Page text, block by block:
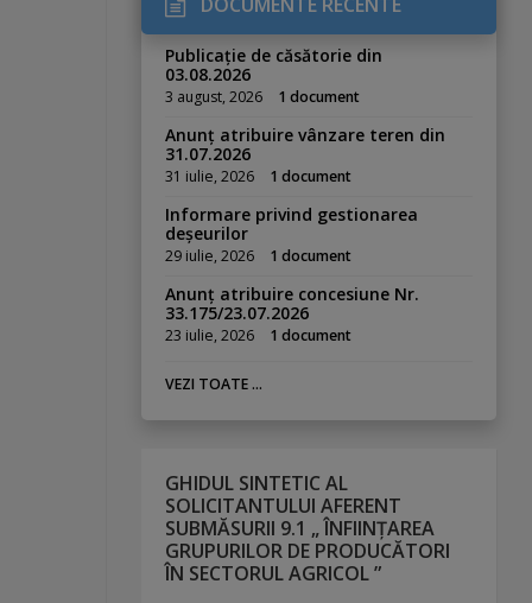
Publicație de căsătorie din
03.08.2026
3 august, 2026 1 document
Anunț atribuire vânzare teren din
31.07.2026
31 iulie, 2026 1 document
Informare privind gestionarea
deșeurilor
29 iulie, 2026 1 document
Anunț atribuire concesiune Nr.
33.175/23.07.2026
23 iulie, 2026 1 document
VEZI TOATE ...
GHIDUL SINTETIC AL
SOLICITANTULUI AFERENT
SUBMĂSURII 9.1 „ ÎNFIINȚAREA
GRUPURILOR DE PRODUCĂTORI
ÎN SECTORUL AGRICOL ”